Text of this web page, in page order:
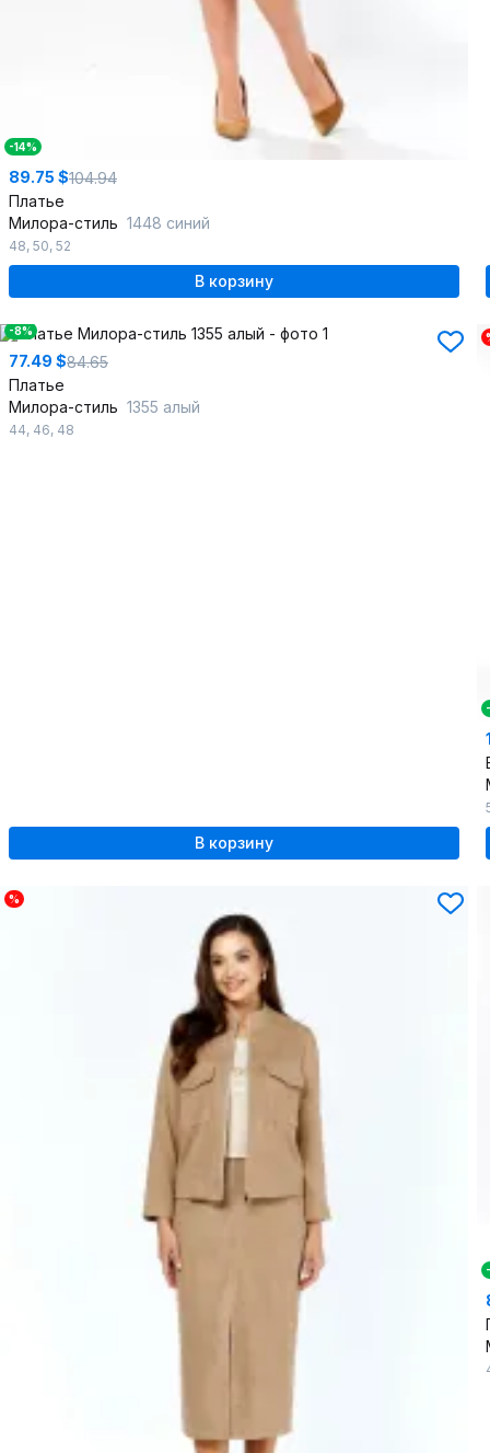
-14%
89.75 $104.94
Платье
Милора-стиль 1448 синий
48, 50, 52
В корзину
-8%
77.49 $84.65
Платье
Милора-стиль 1355 алый
44, 46, 48
В корзину
%